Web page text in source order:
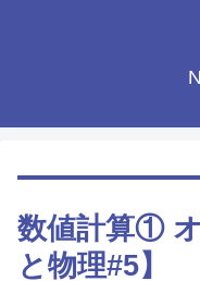
数値計算①
と物理#5】